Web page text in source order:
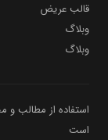
قالب عریض
وبلاگ
وبلاگ
استفاده از مطالب و
است